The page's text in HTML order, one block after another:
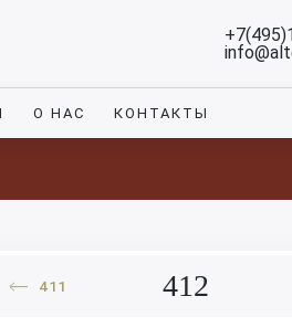
О НАС КОНТАКТЫ
411 412